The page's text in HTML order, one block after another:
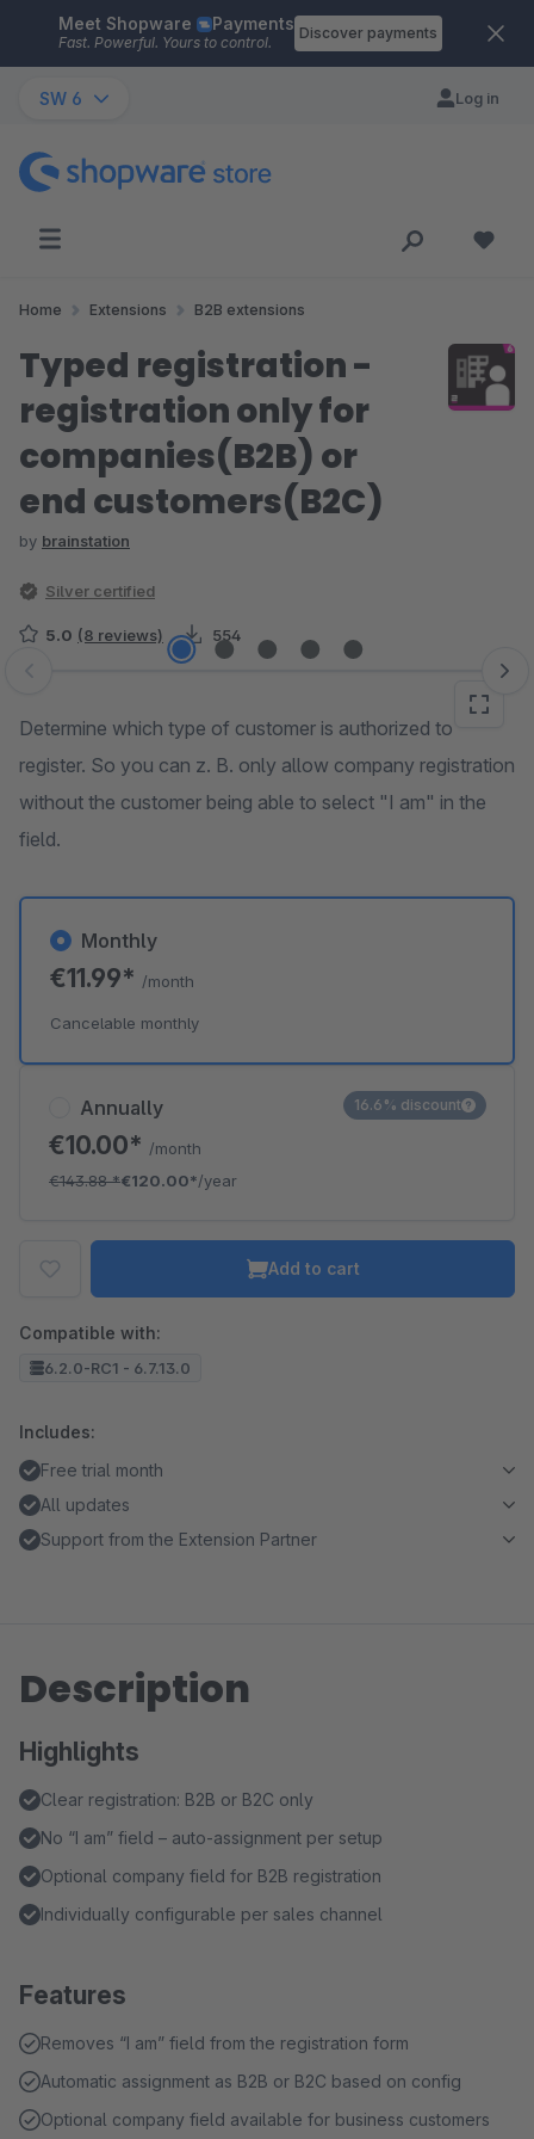
Skip to main content
Meet Shopware Payments
Fast. Powerful. Yours to control.
Discover payments
SW 6 Log in
Home Extensions B2B extensions
Typed registration -
registration only for
companies(B2B) or
end customers(B2C)
by brainstation
Silver certified
5.0 (8 reviews) 554
Skip image gallery
Determine which type of customer is authorized to
register. So you can z. B. only allow company registration
without the customer being able to select "I am" in the
field.
Annually
€10.00* /month
€143.88*€120.00*/year
16.6% discount
Monthly
€11.99* /month
Cancelable monthly
Add to cart
Compatible with:
6.2.0-RC1 - 6.7.13.0
Includes:
Free trial month
All updates
Support from the Extension Partner
Description
Highlights
Clear registration: B2B or B2C only
No “I am” field – auto-assignment per setup
Optional company field for B2B registration
Individually configurable per sales channel
Features
Removes “I am” field from the registration form
Automatic assignment as B2B or B2C based on config
Optional company field available for business customers